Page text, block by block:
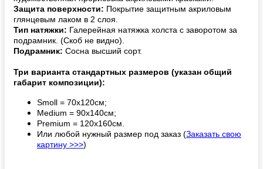
Защита поверхности: Покрытие защитным акриловым
глянцевым лаком в 2 слоя.
Тип натяжки: Галерейная натяжка холста с заворотом за
подрамник. (Скоб не видно).
Подрамник: Сосна высший сорт.
Три варианта стандартных размеров (указан общий
габарит композиции):
Smoll = 70х120см;
Medium = 90х140см;
Premium = 120х160см.
Или любой нужный размер под заказ (Заказать свою
картину >>>)